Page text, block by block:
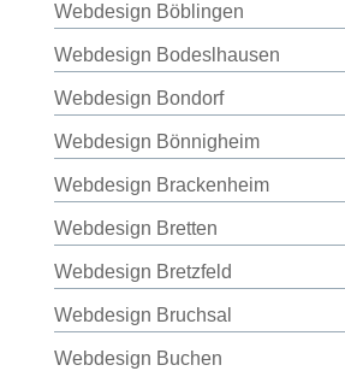
Webdesign Böblingen
Webdesign Bodeslhausen
Webdesign Bondorf
Webdesign Bönnigheim
Webdesign Brackenheim
Webdesign Bretten
Webdesign Bretzfeld
Webdesign Bruchsal
Webdesign Buchen